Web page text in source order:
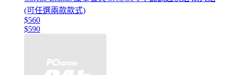
(可任選兩款款式)
$560
$590